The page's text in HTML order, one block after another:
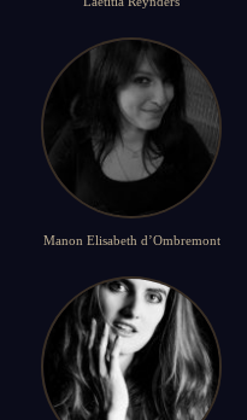
Manon Elisabeth d’Ombremont